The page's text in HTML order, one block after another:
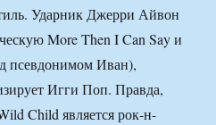
Ударник Джерри Айвон
More Then I Can Say и
псевдонимом Иван),
Игги Поп. Правда,
Child является рок-н-